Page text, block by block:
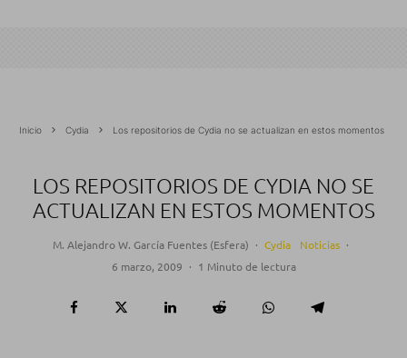
Inicio Cydia Los repositorios de Cydia no se actualizan en estos momentos
LOS REPOSITORIOS DE CYDIA NO SE
ACTUALIZAN EN ESTOS MOMENTOS
M. Alejandro W. García Fuentes (Esfera) · Cydia Noticias ·
6 marzo, 2009 · 1 Minuto de lectura